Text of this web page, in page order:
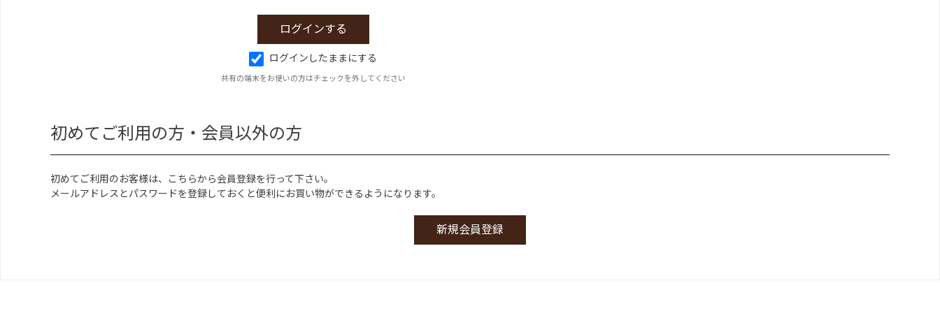
ログインしたままにする
共有の端末をお使いの方はチェックを外してください
初めてご利用の方・会員以外の方
初めてご利用のお客様は、こちらから会員登録を行って下さい。
メールアドレスとパスワードを登録しておくと便利にお買い物ができるようになります。